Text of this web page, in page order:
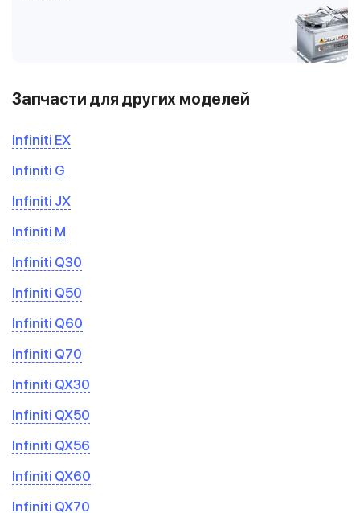
Запчасти для других моделей
Infiniti EX
Infiniti G
Infiniti JX
Infiniti M
Infiniti Q30
Infiniti Q50
Infiniti Q60
Infiniti Q70
Infiniti QX30
Infiniti QX50
Infiniti QX56
Infiniti QX60
Infiniti QX70